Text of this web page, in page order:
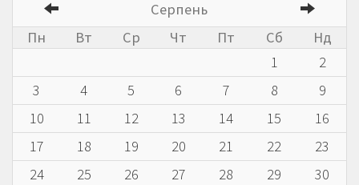
Серпень
Пн
Вт Ср Чт Пт Сб
Нд
1
2
3
4 5 6 7 8
9
10
11 12 13 14 15
16
17
18 19 20 21 22
23
24
25 26 27 28 29
30